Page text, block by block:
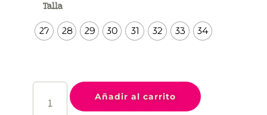
Talla
27 28 29 30 31 32 33 34
Añadir al carrito